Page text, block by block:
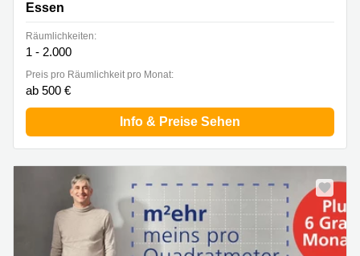
Essen
Räumlichkeiten:
1 - 2.000
Preis pro Räumlichkeit pro Monat:
ab 500 €
Info & Preise Sehen